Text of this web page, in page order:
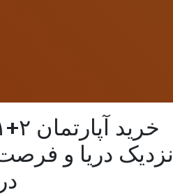
نزدیک دریا و